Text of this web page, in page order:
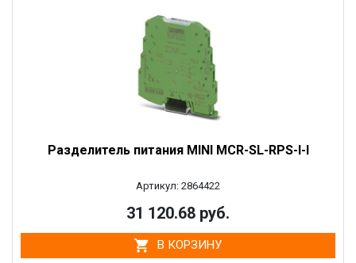
Разделитель питания MINI MCR-SL-RPS-I-I
Артикул: 2864422
31 120.68 руб.
В КОРЗИНУ